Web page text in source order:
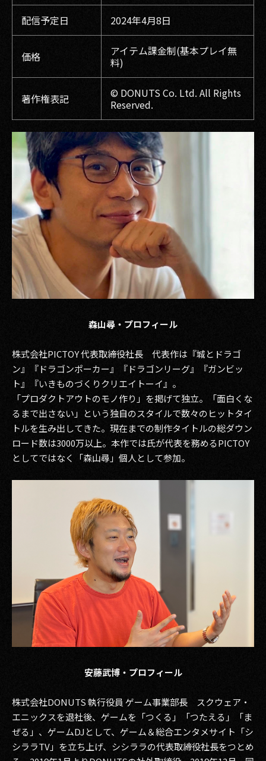
配信予定日 2024年4月8日
価格
アイテム課金制(基本プレイ無
料)
著作権表記
© DONUTS Co. Ltd. All Rights
Reserved.
森山尋・プロフィール
株式会社PICTOY 代表取締役社長 代表作は『城とドラゴ
ン』『ドラゴンポーカー』『ドラゴンリーグ』『ガンビッ
ト』『いきものづくりクリエイトーイ』。
「プロダクトアウトのモノ作り」を掲げて独立。「面白くな
るまで出さない」という独自のスタイルで数々のヒットタイ
トルを生み出してきた。現在までの制作タイトルの総ダウン
ロード数は3000万以上。本作では氏が代表を務めるPICTOY
としてではなく「森山尋」個人として参加。
安藤武博・プロフィール
株式会社DONUTS 執行役員 ゲーム事業部長 スクウェア・
エニックスを退社後、ゲームを「つくる」「つたえる」「ま
ぜる」、ゲームDJとして、ゲーム＆総合エンタメサイト「シ
シララTV」を立ち上げ、シシララの代表取締役社長をつとめ